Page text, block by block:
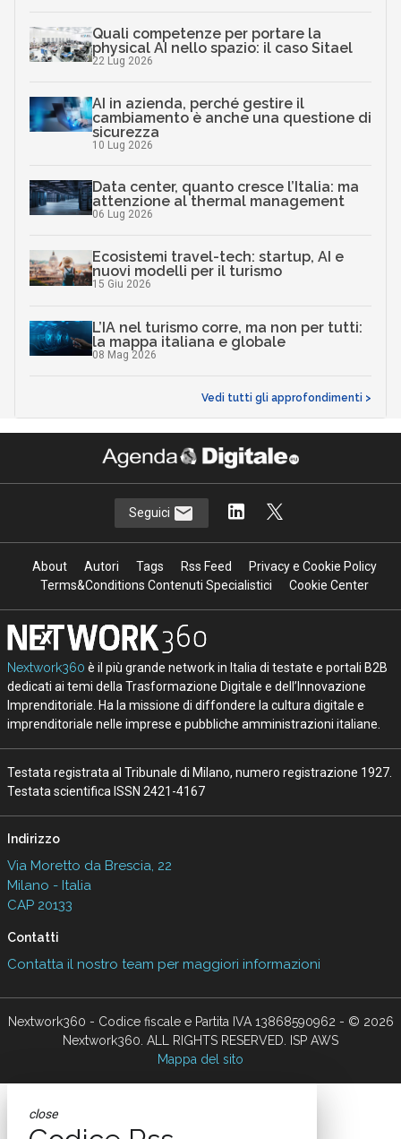
Quali competenze per portare la
physical AI nello spazio: il caso Sitael
22 Lug 2026
AI in azienda, perché gestire il
cambiamento è anche una questione di
sicurezza
10 Lug 2026
Data center, quanto cresce l’Italia: ma
attenzione al thermal management
06 Lug 2026
Ecosistemi travel-tech: startup, AI e
nuovi modelli per il turismo
15 Giu 2026
L’IA nel turismo corre, ma non per tutti:
la mappa italiana e globale
08 Mag 2026
Vedi tutti gli approfondimenti >
Seguici
About Autori Tags Rss Feed
Privacy e Cookie Policy
Terms&Conditions Contenuti Specialistici
Cookie Center
Nextwork360 è il più grande network in Italia di testate e portali B2B
dedicati ai temi della Trasformazione Digitale e dell’Innovazione
Imprenditoriale. Ha la missione di diffondere la cultura digitale e
imprenditoriale nelle imprese e pubbliche amministrazioni italiane.
Testata registrata al Tribunale di Milano, numero registrazione 1927.
Testata scientifica ISSN 2421-4167
Indirizzo
Via Moretto da Brescia, 22
Milano - Italia
CAP 20133
Contatti
Contatta il nostro team per maggiori informazioni
Nextwork360 - Codice fiscale e Partita IVA 13868590962 - © 2026
Nextwork360. ALL RIGHTS RESERVED. ISP AWS
Mappa del sito
close